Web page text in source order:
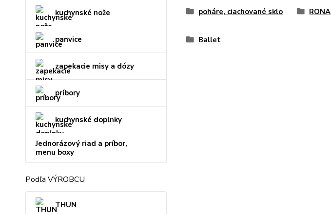
kuchynské nože
panvice
zapekacie misy a dózy
príbory
kuchynské doplnky
Jednorázový riad a príbor,
menu boxy
Podľa VÝROBCU
THUN
poháre, ciachované sklo RONA
Ballet